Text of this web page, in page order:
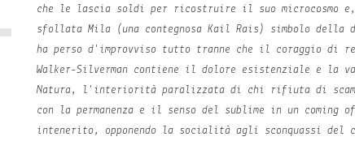
che le lascia soldi per ricostruire il suo microcosmo
sfollata Mila (una contegnosa Kail Rais) simbolo della
ha perso d'improvviso tutto tranne che il coraggio di
Walker-Silverman contiene il dolore esistenziale e la
Natura, l'interiorità paralizzata di chi rifiuta di
con la permanenza e il senso del sublime in un coming
intenerito, opponendo la socialità agli sconquassi del